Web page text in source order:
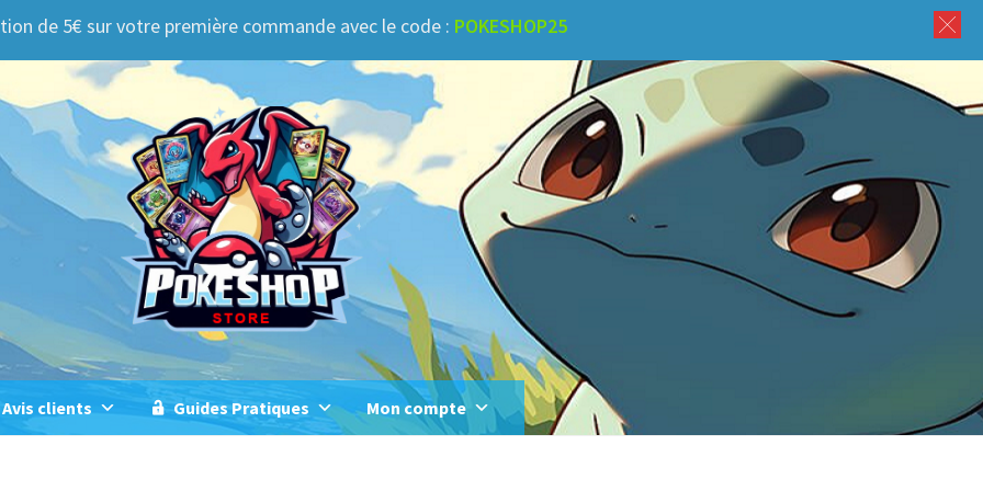
Avis clients Guides Pratiques Mon compte
de 5€ sur votre première commande avec le code : POKESHOP25